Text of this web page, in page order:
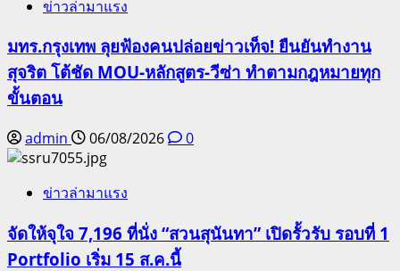
ข่าวล่ามาแรง
มทร.กรุงเทพ ลุยฟ้องคนปล่อยข่าวเท็จ! ยืนยันทำงาน
สุจริต โต้ชัด MOU-หลักสูตร-วีซ่า ทำตามกฎหมายทุก
ขั้นตอน
admin 06/08/2026 0
ข่าวล่ามาแรง
จัดให้จุใจ 7,196 ที่นั่ง “สวนสุนันทา” เปิดรั้วรับ รอบที่ 1
Portfolio เริ่ม 15 ส.ค.นี้